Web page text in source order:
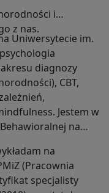
i
z nas.
Uniwersytecie im.
diagnozy
CBT,
Jestem w
na
na
(Pracownia
specjalisty